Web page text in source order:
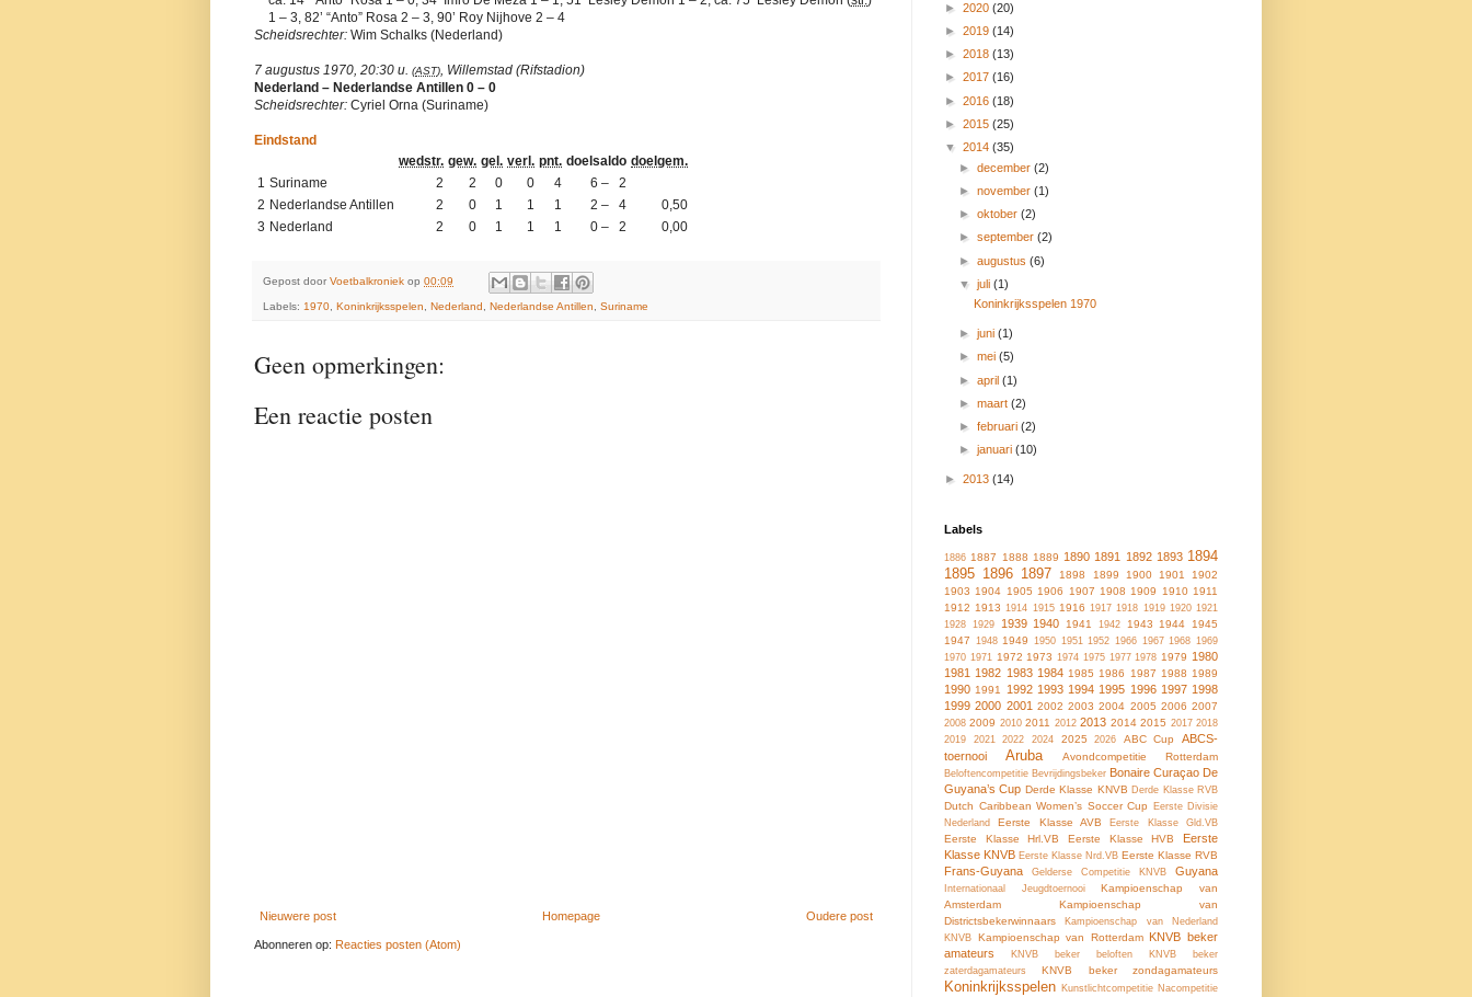
1 – 3, 82’ “Anto” Rosa 2 – 3, 90’ Roy Nijhove 2 – 4
Scheidsrechter: Wim Schalks (Nederland)
7 augustus 1970, 20:30 u. (AST), Willemstad (Rifstadion)
Nederland – Nederlandse Antillen 0 – 0
Scheidsrechter: Cyriel Orna (Suriname)
Eindstand
wedstr. gew. gel. verl. pnt. doelsaldo doelgem.
1 Suriname 2 2 0 0 4
6 – 2
2 Nederlandse Antillen 2 0 1 1 1 2 – 4
0,50
3 Nederland 2 0 1 1 1 0 – 2 0,00
Gepost door Voetbalkroniek op 00:09
Labels: 1970, Koninkrijksspelen, Nederland, Nederlandse Antillen, Suriname
Geen opmerkingen:
Een reactie posten
Nieuwere post Oudere post
Homepage
Abonneren op: Reacties posten (Atom)
► 2020 (20)
► 2019 (14)
► 2018 (13)
► 2017 (16)
► 2016 (18)
► 2015 (25)
▼ 2014 (35)
►december(2)
►november(1)
►oktober(2)
►september(2)
►augustus(6)
▼juli(1)
Koninkrijksspelen 1970
►juni(1)
►mei(5)
►april(1)
►maart(2)
►februari(2)
►januari(10)
► 2013 (14)
Labels
1886 1887 1888 1889 1890 1891 1892 1893 1894
1895 1896 1897 1898 1899 1900 1901
1902
1903 1904 1905 1906 1907 1908 1909 1910 1911
1912 1913 1914 1915 1916 1917 1918 1919 1920 1921
1928
1929 1939 1940 1941 1942 1943 1944
1945
1947
1948 1949 1950 1951 1952 1966 1967 1968 1969
1970 1971 1972 1973 1974 1975 1977 1978 1979 1980
1981 1982 1983 1984 1985 1986 1987 1988 1989
1990 1991 1992 1993 1994 1995 1996 1997 1998
1999 2000 2001 2002 2003 2004 2005 2006 2007
2008 2009 2010 2011 2012 2013 2014 2015 2017 2018
2019
2021 2022 2024 2025 2026 ABC Cup
ABCS-
toernooi
Aruba Avondcompetitie Rotterdam
Beloftencompetitie Bevrijdingsbeker Bonaire Curaçao De
Guyana’s Cup Derde Klasse KNVB Derde Klasse RVB
Dutch Caribbean Women’s Soccer Cup Eerste Divisie
Nederland
Eerste Klasse AVB Eerste Klasse Gld.VB
Eerste Klasse Hrl.VB Eerste Klasse HVB
Eerste
Klasse KNVB Eerste Klasse Nrd.VB Eerste Klasse RVB
Frans-Guyana Gelderse Competitie KNVB Guyana
Internationaal Jeugdtoernooi
Kampioenschap van
Amsterdam
Kampioenschap van
Districtsbekerwinnaars
Kampioenschap van Nederland
KNVB Kampioenschap van Rotterdam KNVB beker
amateurs
KNVB beker beloften
KNVB beker
zaterdagamateurs
KNVB beker zondagamateurs
Koninkrijksspelen Kunstlichtcompetitie Nacompetitie